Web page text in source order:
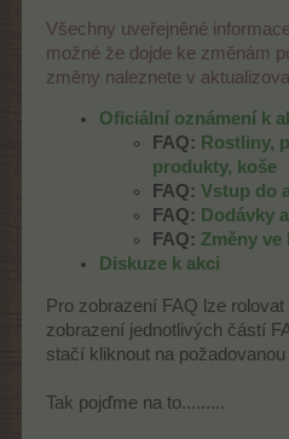
Všechny uveřejněné
možné že dojde ke změnám
změny naleznete v
Oficiální oznámení k
FAQ: Rostliny,
produkty, koše
FAQ: Vstup do
FAQ: Dodávky
FAQ: Změny ve
Diskuze k akci
Pro zobrazení FAQ lze
zobrazení jednotlivých částí
stačí kliknout na
Tak pojďme na to.........